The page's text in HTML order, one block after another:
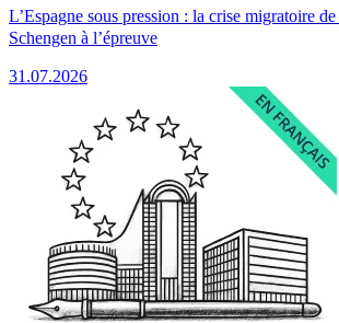
L’Espagne sous pression : la crise migratoire
Schengen à l’épreuve
31.07.2026